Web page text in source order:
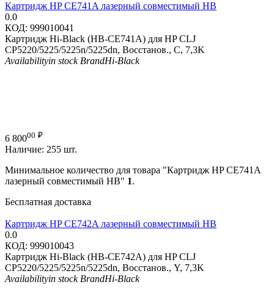
Картридж HP CE741A лазерный совместимый HB
0.0
КОД: 999010041
Картридж Hi-Black (HB-CE741A) для HP CLJ
CP5220/5225/5225n/5225dn, Восстанов., C, 7,3K
Availabilityin stock BrandHi-Black
6 80000 ₽
Наличие: 255 шт.
Минимальное количество для товара "Картридж HP CE741A
лазерный совместимый HB" 1.
Бесплатная доставка
Картридж HP CE742A лазерный совместимый HB
0.0
КОД: 999010043
Картридж Hi-Black (HB-CE742A) для HP CLJ
CP5220/5225/5225n/5225dn, Восстанов., Y, 7,3K
Availabilityin stock BrandHi-Black